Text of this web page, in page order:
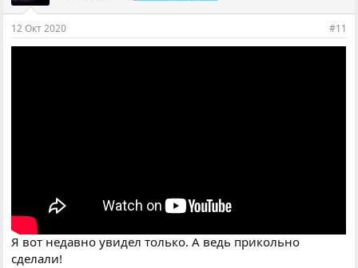
12 Окт 2020 #11
Я вот недавно увидел только. А ведь прикольно
сделали!